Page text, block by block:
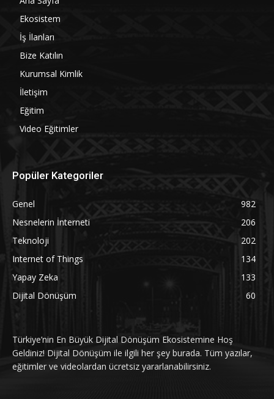
Ekosistem
İş İlanları
Bize Katılın
Kurumsal Kimlik
İletişim
Eğitim
Video Eğitimler
Popüler Kategoriler
Genel
982
Nesnelerin İnterneti
206
Teknoloji
202
Internet of Things
134
Yapay Zeka
133
Dijital Dönüşüm
60
Türkiye’nin En Büyük Dijital Dönüşüm Ekosistemine Hoş
Geldiniz! Dijital Dönüşüm ile ilgili her şey burada. Tüm yazılar,
eğitimler ve videolardan ücretsiz yararlanabilirsiniz.